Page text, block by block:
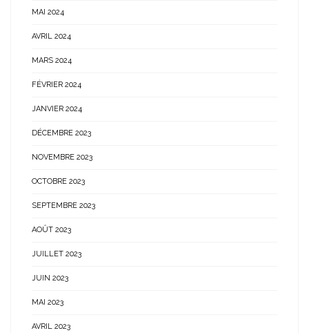
MAI 2024
AVRIL 2024
MARS 2024
FÉVRIER 2024
JANVIER 2024
DÉCEMBRE 2023
NOVEMBRE 2023
OCTOBRE 2023
SEPTEMBRE 2023
AOÛT 2023
JUILLET 2023
JUIN 2023
MAI 2023
AVRIL 2023